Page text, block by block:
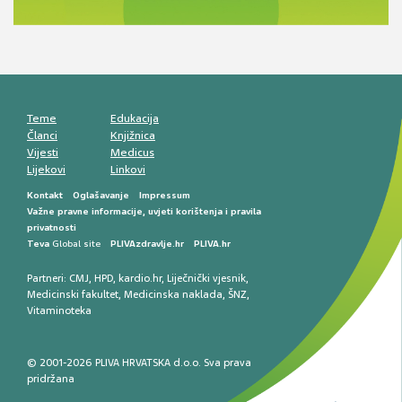
smetnji do rane onkološke dijagnostike
Teme
Članci
Vijesti
Lijekovi
Edukacija
Knjižnica
Medicus
Linkovi
Kontakt Oglašavanje
Impressum
Važne pravne informacije, uvjeti korištenja i pravila
privatnosti
Teva Global site PLIVAzdravlje.hr PLIVA.hr
Partneri: CMJ, HPD, kardio.hr, Liječnički vjesnik,
Medicinski fakultet, Medicinska naklada, ŠNZ,
Vitaminoteka
© 2001-2026 PLIVA HRVATSKA d.o.o. Sva prava
pridržana